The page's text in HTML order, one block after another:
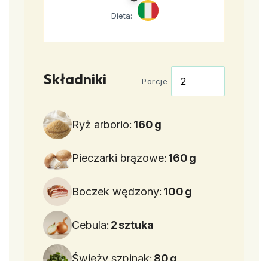
Dieta:
Składniki Porcje
Ryż arborio: 160g
Pieczarki brązowe: 160g
Boczek wędzony: 100g
Cebula: 2sztuka
Świeży szpinak: 80g